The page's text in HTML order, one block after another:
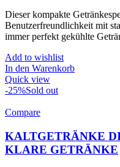
Dieser kompakte
Benutzerfreundlichkeit mit
immer perfekt gekühlte
Add to wishlist
In den Warenkorb
Quick view
-25%Sold out
Compare
KALTGETRÄNKE
KLARE GETRÄNKE